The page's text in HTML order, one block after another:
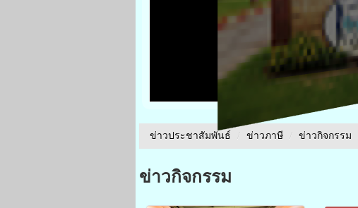
ข่าวประชาสัมพันธ์ / ข่าวภาษี / ข่าวกิจกรรม
ข่าวกิจกรรม